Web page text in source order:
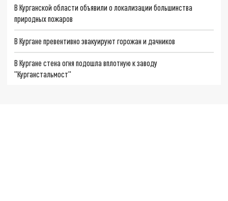
В Курганской области объявили о локализации большинства
природных пожаров
В Кургане превентивно эвакуируют горожан и дачников
В Кургане стена огня подошла вплотную к заводу
"Курганстальмост"